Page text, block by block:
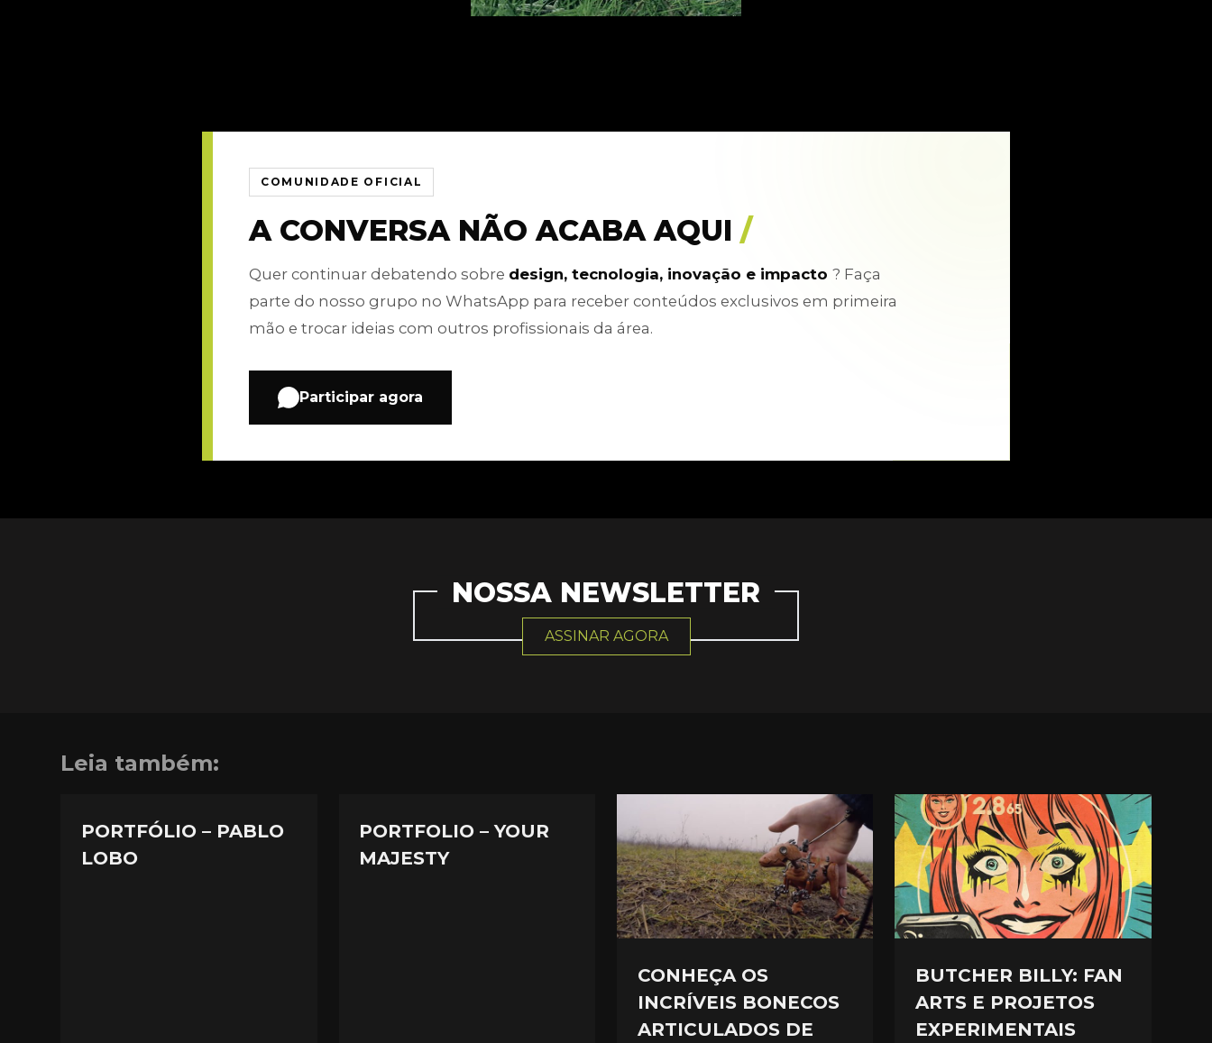
COMUNIDADE OFICIAL
A CONVERSA NÃO ACABA AQUI /
Quer continuar debatendo sobre design, tecnologia, inovação e impacto ? Faça
parte do nosso grupo no WhatsApp para receber conteúdos exclusivos em primeira
mão e trocar ideias com outros profissionais da área.
Participar agora
NOSSA NEWSLETTER
ASSINAR AGORA
Leia também:
PORTFÓLIO – PABLO
LOBO
PORTFOLIO – YOUR
MAJESTY
CONHEÇA OS
INCRÍVEIS BONECOS
ARTICULADOS DE
BUTCHER BILLY: FAN
ARTS E PROJETOS
EXPERIMENTAIS